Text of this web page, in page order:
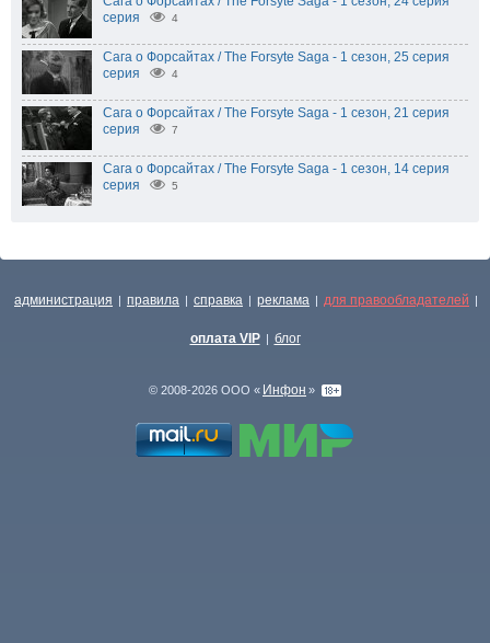
серия
4
Сага о Форсайтах / The Forsyte Saga - 1 сезон, 25 серия
серия
4
Сага о Форсайтах / The Forsyte Saga - 1 сезон, 21 серия
серия
7
Сага о Форсайтах / The Forsyte Saga - 1 сезон, 14 серия
серия
5
администрация | правила | справка | реклама | для правообладателей |
оплата VIP | блог
© 2008-2026 ООО « Инфон »